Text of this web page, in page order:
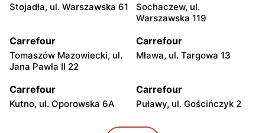
Stojadła, ul. Warszawska 61
Sochaczew, ul.
Warszawska 119
Carrefour
Tomaszów Mazowiecki, ul.
Jana Pawła II 22
Carrefour
Mława, ul. Targowa 13
Carrefour
Kutno, ul. Oporowska 6A
Carrefour
Puławy, ul. Gościńczyk 2
Carrefour